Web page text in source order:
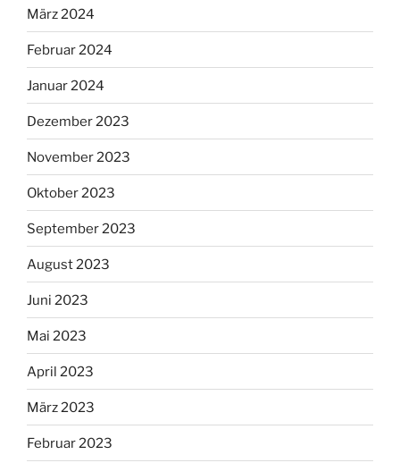
März 2024
Februar 2024
Januar 2024
Dezember 2023
November 2023
Oktober 2023
September 2023
August 2023
Juni 2023
Mai 2023
April 2023
März 2023
Februar 2023